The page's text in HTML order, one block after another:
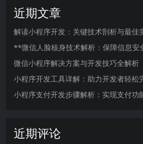
近期文章
解读小程序开发：关键技术剖析与最佳
**微信人脸核身技术解析：保障信息
微信小程序解决方案与开发技巧全解析
小程序开发工具详解：助力开发者轻松
小程序支付开发步骤解析：实现支付功
近期评论